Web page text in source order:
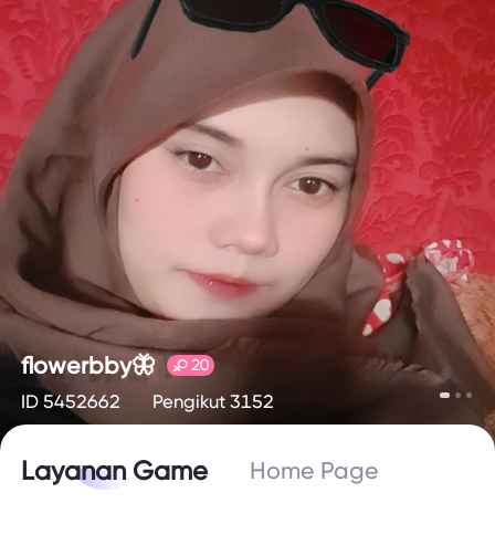
flowerbby🦋 20
ID 5452662 Pengikut 3152
Layanan Game Home Page